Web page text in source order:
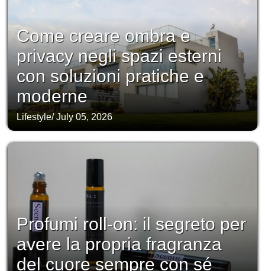
Come creare ombra e
privacy negli spazi esterni
con soluzioni pratiche e
moderne
Lifestyle/July 05, 2026
Profumi roll-on: il segreto per
avere la propria fragranza
del cuore sempre con sé